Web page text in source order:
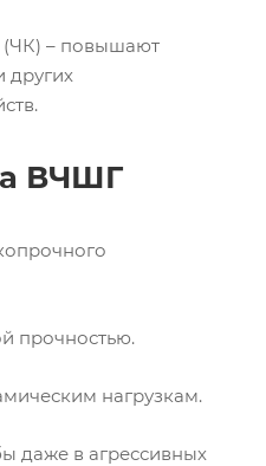
– повышают
других
ВЧШГ
прочностью.
нагрузкам.
даже в агрессивных